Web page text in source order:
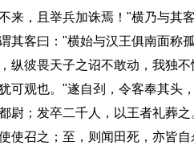
来，且举兵加诛焉！"横乃与其
其客曰："横始与汉王俱南面称
纵彼畏天子之诏不敢动，我独
可观也。"遂自刭，令客奉其头
尉；发卒二千人，以王者礼葬
使召之；至，则闻田死，亦皆自